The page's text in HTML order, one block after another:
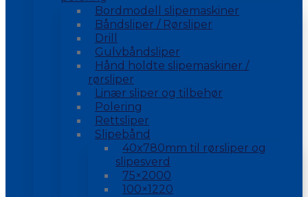
Bordmodell slipemaskiner
Båndsliper / Rørsliper
Drill
Gulvbåndsliper
Hånd holdte slipemaskiner /
rørsliper
Linær sliper og tilbehør
Polering
Rettsliper
Slipebånd
40x780mm til rørsliper og
slipesverd
75×2000
100×1220